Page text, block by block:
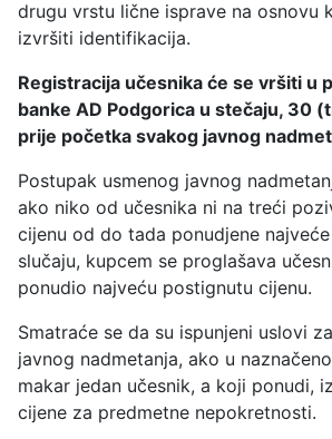
drugu vrstu lične isprave na osnovu
izvršiti identifikacija.
Registracija učesnika će se vršiti u
banke AD Podgorica u stečaju, 30
prije početka svakog javnog
Postupak usmenog javnog
ako niko od učesnika ni na treći
cijenu od do tada ponudjene
slučaju, kupcem se proglašava
ponudio najveću postignutu cijenu.
Smatraće se da su ispunjeni uslovi
javnog nadmetanja, ako u
makar jedan učesnik, a koji ponudi,
cijene za predmetne nepokretnosti.